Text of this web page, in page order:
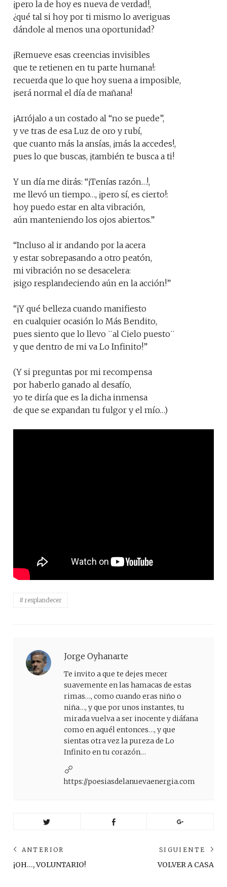
¡pero la de hoy es nueva de verdad!,
¿qué tal si hoy por ti mismo lo averiguas
dándole al menos una oportunidad?
¡Remueve esas creencias invisibles
que te retienen en tu parte humana!:
recuerda que lo que hoy suena a imposible,
¡será normal el día de mañana!
¡Arrójalo a un costado al “no se puede”,
y ve tras de esa Luz de oro y rubí,
que cuanto más la ansías, ¡más la accedes!,
pues lo que buscas, ¡también te busca a ti!
Y un día me dirás: “¡Tenías razón…!,
me llevó un tiempo…, ¡pero sí, es cierto!:
hoy puedo estar en alta vibración,
aún manteniendo los ojos abiertos.”
“Incluso al ir andando por la acera
y estar sobrepasando a otro peatón,
mi vibración no se desacelera:
¡sigo resplandeciendo aún en la acción!”
“¡Y qué belleza cuando manifiesto
en cualquier ocasión lo Más Bendito,
pues siento que lo llevo ¨al Cielo puesto¨
y que dentro de mi va Lo Infinito!”
(Y si preguntas por mi recompensa
por haberlo ganado al desafío,
yo te diría que es la dicha inmensa
de que se expandan tu fulgor y el mío…)
resplandecer
Jorge Oyhanarte
Te invito a que te dejes mecer
suavemente en las hamacas de estas
rimas…, como cuando eras niño o
niña…, y que por unos instantes, tu
mirada vuelva a ser inocente y diáfana
como en aquél entonces…, y que
sientas otra vez la pureza de Lo
Infinito en tu corazón…
https://poesiasdelanuevaenergia.com
Navegación
de
ANTERIOR
Anterior
¡OH…, VOLUNTARIO!
SIGUIENTE
VOLVER A CASA